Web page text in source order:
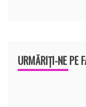
URMĂRIȚI-NE PE